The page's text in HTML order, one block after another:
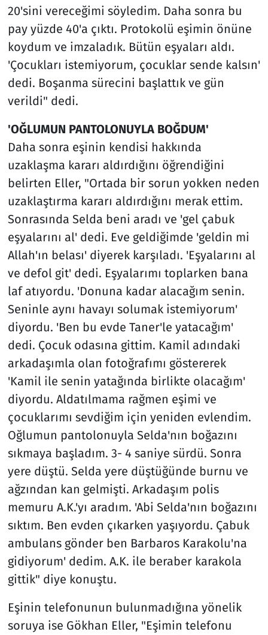
20'sini vereceğimi söyledim. Daha sonra bu
pay yüzde 40'a çıktı. Protokolü eşimin önüne
koydum ve imzaladık. Bütün eşyaları aldı.
'Çocukları istemiyorum, çocuklar sende kalsın'
dedi. Boşanma sürecini başlattık ve gün
verildi" dedi.
'OĞLUMUN PANTOLONUYLA BOĞDUM'
Daha sonra eşinin kendisi hakkında
uzaklaşma kararı aldırdığını öğrendiğini
belirten Eller, "Ortada bir sorun yokken neden
uzaklaştırma kararı aldırdığını merak ettim.
Sonrasında Selda beni aradı ve 'gel çabuk
eşyalarını al' dedi. Eve geldiğimde 'geldin mi
Allah'ın belası' diyerek karşıladı. 'Eşyalarını al
ve defol git' dedi. Eşyalarımı toplarken bana
laf atıyordu. 'Donuna kadar alacağım senin.
Seninle aynı havayı solumak istemiyorum'
diyordu. 'Ben bu evde Taner'le yatacağım'
dedi. Çocuk odasına gittim. Kamil adındaki
arkadaşımla olan fotoğrafımı göstererek
'Kamil ile senin yatağında birlikte olacağım'
diyordu. Aldatılmama rağmen eşimi ve
çocuklarımı sevdiğim için yeniden evlendim.
Oğlumun pantolonuyla Selda'nın boğazını
sıkmaya başladım. 3- 4 saniye sürdü. Sonra
yere düştü. Selda yere düştüğünde burnu ve
ağzından kan gelmişti. Arkadaşım polis
memuru A.K.'yı aradım. 'Abi Selda'nın boğazını
sıktım. Ben evden çıkarken yaşıyordu. Çabuk
ambulans gönder ben Barbaros Karakolu'na
gidiyorum' dedim. A.K. ile beraber karakola
gittik" diye konuştu.
Eşinin telefonunun bulunmadığına yönelik
soruya ise Gökhan Eller, "Eşimin telefonu